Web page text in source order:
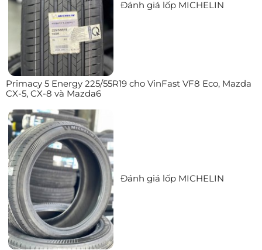
Đánh giá lốp MICHELIN
Primacy 5 Energy 225/55R19 cho VinFast VF8 Eco, Mazda
CX-5, CX-8 và Mazda6
Đánh giá lốp MICHELIN